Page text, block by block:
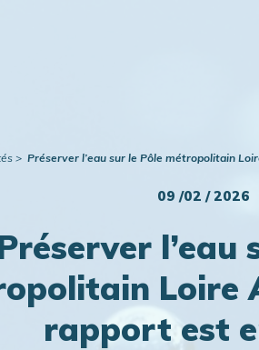
Préserver l’eau sur le Pôle métropolitain
09 /02 / 2026
l’eau
Loire
rapport est